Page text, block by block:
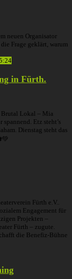
neuen Organisator
Frage geklärt, warum
in Fürth.
Brutal Lokal – Mia
Etz steht’s
Dienstag steht das
Fürth e.V..
Engagement für
Projekten –
Fürth – zugute.
die Benefiz-Bühne